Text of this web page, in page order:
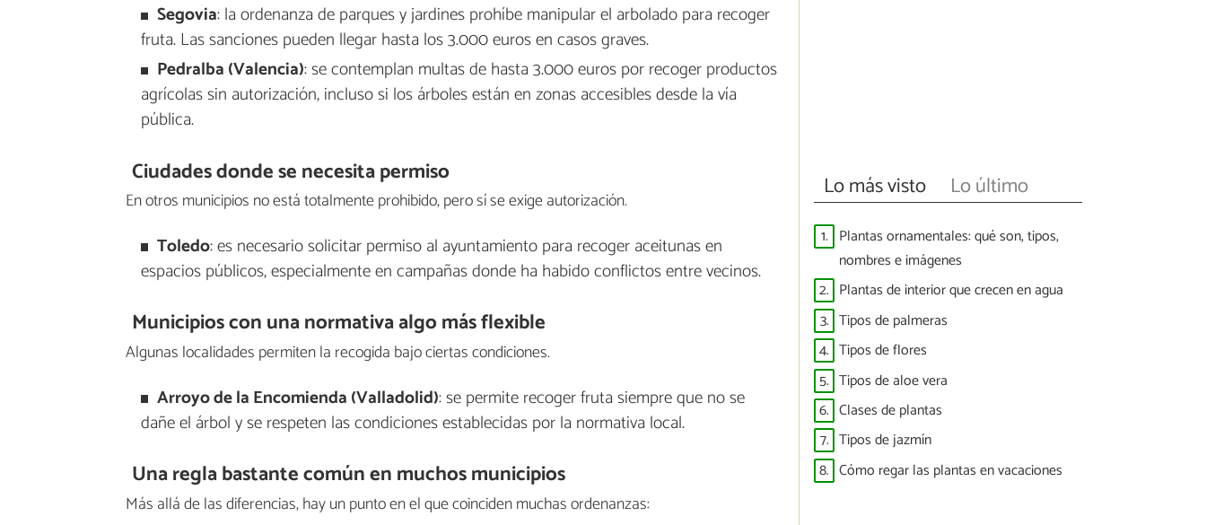
Segovia: la ordenanza de parques y jardines prohíbe manipular el arbolado para recoger
fruta. Las sanciones pueden llegar hasta los 3.000 euros en casos graves.
Pedralba (Valencia): se contemplan multas de hasta 3.000 euros por recoger productos
agrícolas sin autorización, incluso si los árboles están en zonas accesibles desde la vía
pública.
Ciudades donde se necesita permiso
En otros municipios no está totalmente prohibido, pero sí se exige autorización.
Toledo: es necesario solicitar permiso al ayuntamiento para recoger aceitunas en
espacios públicos, especialmente en campañas donde ha habido conflictos entre vecinos.
Municipios con una normativa algo más flexible
Algunas localidades permiten la recogida bajo ciertas condiciones.
Arroyo de la Encomienda (Valladolid): se permite recoger fruta siempre que no se
dañe el árbol y se respeten las condiciones establecidas por la normativa local.
Una regla bastante común en muchos municipios
Más allá de las diferencias, hay un punto en el que coinciden muchas ordenanzas:
Lo más visto Lo último
1. Plantas ornamentales: qué son, tipos,
nombres e imágenes
2. Plantas de interior que crecen en agua
3. Tipos de palmeras
4. Tipos de flores
5. Tipos de aloe vera
6. Clases de plantas
7. Tipos de jazmín
8. Cómo regar las plantas en vacaciones